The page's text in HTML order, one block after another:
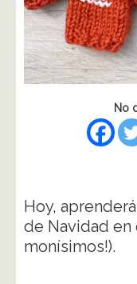
No
Hoy,
de Navidad en
monísimos!).